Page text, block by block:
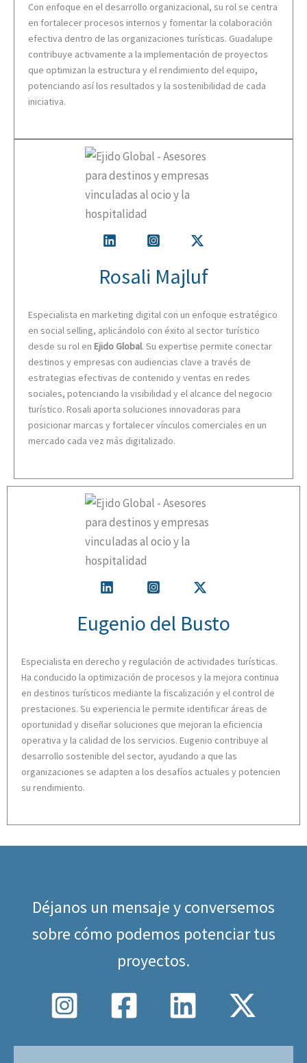
Con enfoque en el desarrollo organizacional, su rol se centra
en fortalecer procesos internos y fomentar la colaboración
efectiva dentro de las organizaciones turísticas. Guadalupe
contribuye activamente a la implementación de proyectos
que optimizan la estructura y el rendimiento del equipo,
potenciando así los resultados y la sostenibilidad de cada
iniciativa.
Rosali Majluf
Especialista en marketing digital con un enfoque estratégico
en social selling, aplicándolo con éxito al sector turístico
desde su rol en Ejido Global. Su expertise permite conectar
destinos y empresas con audiencias clave a través de
estrategias efectivas de contenido y ventas en redes
sociales, potenciando la visibilidad y el alcance del negocio
turístico. Rosali aporta soluciones innovadoras para
posicionar marcas y fortalecer vínculos comerciales en un
mercado cada vez más digitalizado.
Eugenio del Busto
Especialista en derecho y regulación de actividades turísticas.
Ha conducido la optimización de procesos y la mejora continua
en destinos turísticos mediante la fiscalización y el control de
prestaciones. Su experiencia le permite identificar áreas de
oportunidad y diseñar soluciones que mejoran la eficiencia
operativa y la calidad de los servicios. Eugenio contribuye al
desarrollo sostenible del sector, ayudando a que las
organizaciones se adapten a los desafíos actuales y potencien
su rendimiento.
Déjanos un mensaje y conversemos
sobre cómo podemos potenciar tus
proyectos.